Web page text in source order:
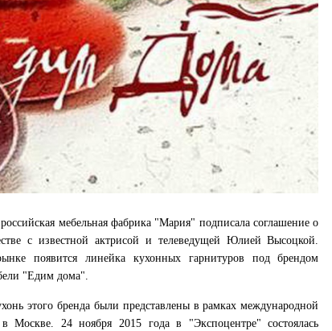
мебельная фабрика "Мария" подписала соглашение о
с известной актрисой и телеведущей Юлией Высоцкой.
появится линейка кухонных гарнитуров под брендом
"Едим дома".
этого бренда были представлены в рамках международной
Москве. 24 ноября 2015 года в "Экспоцентре" состоялась